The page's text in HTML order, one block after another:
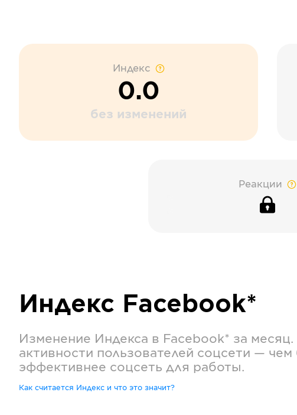
Индекс
0.0
без изменений
Реакции
Индекс Facebook*
Изменение Индекса в Facebook* за
активности пользователей соцсети —
эффективнее соцсеть для работы.
Как считается Индекс и что это значит?